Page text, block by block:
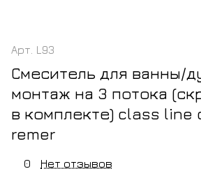
Арт. L93
Смеситель для ванны/
монтаж на 3 потока
в комплекте) class line
remer
0 Нет отзывов